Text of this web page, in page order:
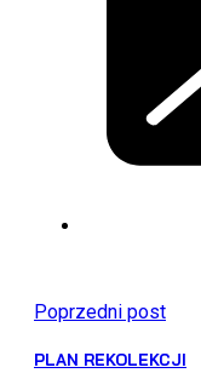
Poprzedni post
PLAN REKOLEKCJI